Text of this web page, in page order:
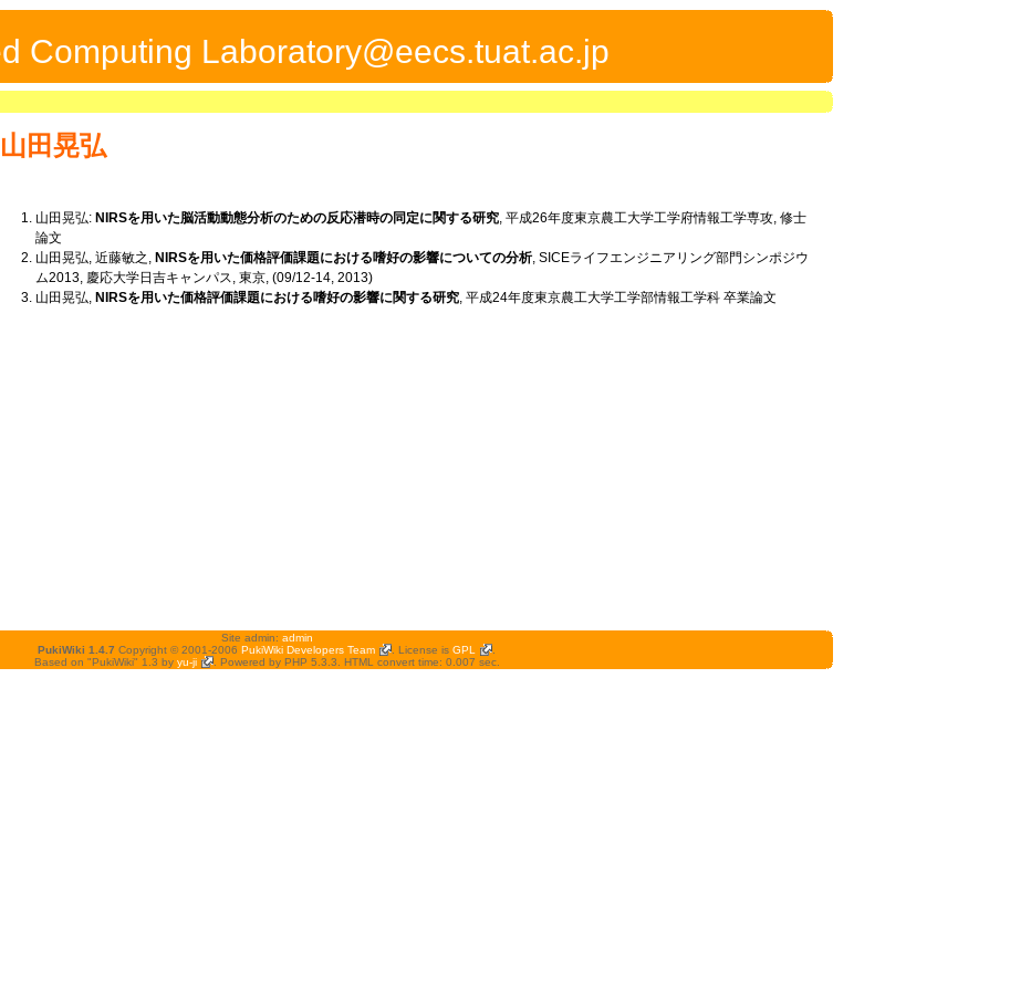
Computing Laboratory@eecs.tuat.ac.jp
山田晃弘
山田晃弘: NIRSを用いた脳活動動態分析のための反応潜時の同定に関する研究, 平成26年度東京農工大学工学府情報工学専攻, 修士
論文
山田晃弘, 近藤敏之, NIRSを用いた価格評価課題における嗜好の影響についての分析, SICEライフエンジニアリング部門シンポジウ
ム2013, 慶応大学日吉キャンパス, 東京, (09/12-14, 2013)
山田晃弘, NIRSを用いた価格評価課題における嗜好の影響に関する研究, 平成24年度東京農工大学工学部情報工学科 卒業論文
Site admin: admin
PukiWiki 1.4.7 Copyright © 2001-2006 PukiWiki Developers Team . License is GPL
Based on "PukiWiki" 1.3 by yu-ji . Powered by PHP 5.3.3. HTML convert time: 0.007 sec.